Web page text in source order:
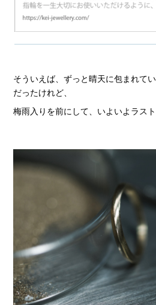
そういえば、ずっと晴天に包まれて
だったけれど、
梅雨入りを前にして、いよいよラスト